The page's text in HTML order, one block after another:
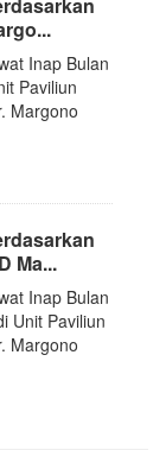
Inap Bulan
Paviliun
Margono
Ma...
Inap Bulan
Unit Paviliun
Margono